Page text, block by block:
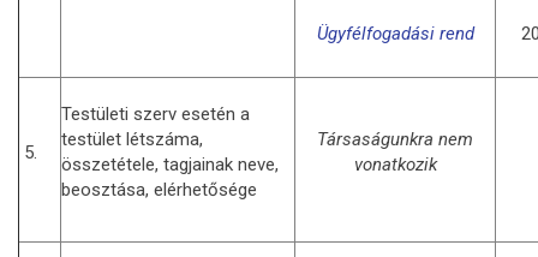
Ügyfélfogadási rend
5.
Testületi szerv esetén a
testület létszáma,
összetétele, tagjainak neve,
beosztása, elérhetősége
Társaságunkra nem
vonatkozik